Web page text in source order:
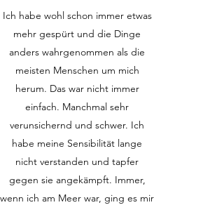
Ich habe wohl schon immer etwas
mehr gespürt und die Dinge
anders wahrgenommen als die
meisten Menschen um mich
herum. Das war nicht immer
einfach. Manchmal sehr
verunsichernd und schwer. Ich
habe meine Sensibilität lange
nicht verstanden und tapfer
gegen sie angekämpft. Immer,
wenn ich am Meer war, ging es mir